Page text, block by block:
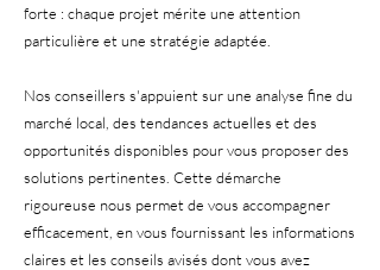
forte : chaque projet mérite une attention
particulière et une stratégie adaptée.
Nos conseillers s'appuient sur une analyse fine du
marché local, des tendances actuelles et des
opportunités disponibles pour vous proposer des
solutions pertinentes. Cette démarche
rigoureuse nous permet de vous accompagner
efficacement, en vous fournissant les informations
claires et les conseils avisés dont vous avez